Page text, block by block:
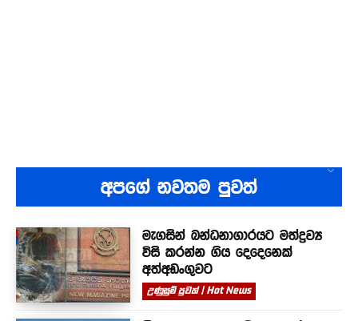
අපගේ නවතම පුවත්
මැගසින් බන්ධනාගාරයට මත්ද්‍රව්‍ය
විසි කරන්න ගිය දෙදෙනෙක්
අත්අඩංගුවට
උණුසුම් පුවත් | Hot News